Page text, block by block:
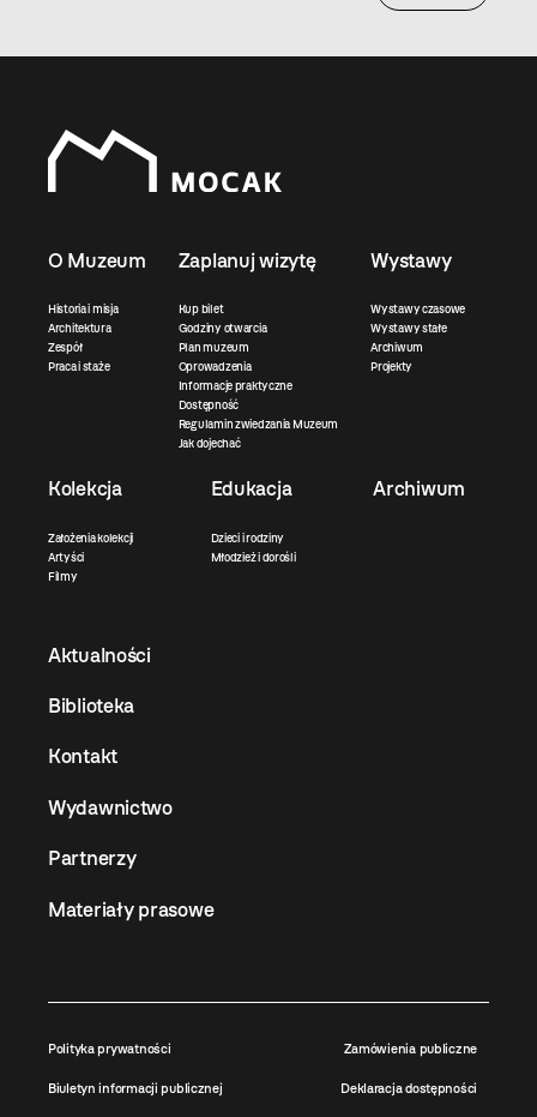
O Muzeum
Historia i misja
Architektura
Zespół
Praca i staże
Zaplanuj wizytę
Kup bilet
Godziny otwarcia
Plan muzeum
Oprowadzenia
Informacje praktyczne
Dostępność
Regulamin zwiedzania Muzeum
Jak dojechać
Wystawy
Wystawy czasowe
Wystawy stałe
Archiwum
Projekty
Kolekcja
Założenia kolekcji
Artyści
Filmy
Edukacja
Dzieci i rodziny
Młodzież i dorośli
Archiwum
Aktualności
Biblioteka
Kontakt
Wydawnictwo
Partnerzy
Materiały prasowe
Polityka prywatności Zamówienia publiczne
Biuletyn informacji publicznej Deklaracja dostępności